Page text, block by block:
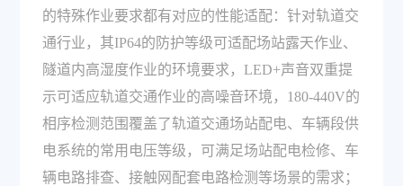
的特殊作业要求都有对应的性能适配：针对轨道交
通行业，其IP64的防护等级可适配场站露天作业、
隧道内高湿度作业的环境要求，LED+声音双重提
示可适应轨道交通作业的高噪音环境，180-440V的
相序检测范围覆盖了轨道交通场站配电、车辆段供
电系统的常用电压等级，可满足场站配电检修、车
辆电路排查、接触网配套电路检测等场景的需求；